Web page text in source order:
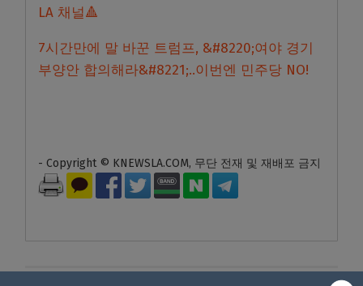
LA 채널🔺
7시간만에 말 바꾼 트럼프, &#8220;여야 경기
부양안 합의해라&#8221;..이번엔 민주당 NO!
- Copyright © KNEWSLA.COM, 무단 전재 및 재배포 금지